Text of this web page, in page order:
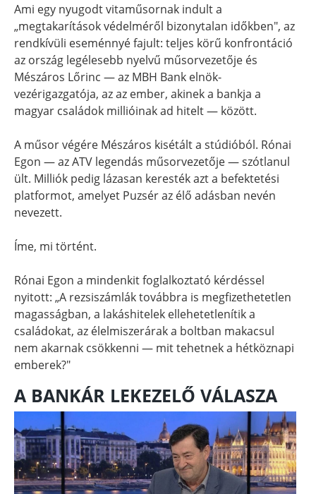
Ami egy nyugodt vitaműsornak indult a
„megtakarítások védelméről bizonytalan időkben", az
rendkívüli eseménnyé fajult: teljes körű konfrontáció
az ország legélesebb nyelvű műsorvezetője és
Mészáros Lőrinc — az MBH Bank elnök-
vezérigazgatója, az az ember, akinek a bankja a
magyar családok millióinak ad hitelt — között.
A műsor végére Mészáros kisétált a stúdióból. Rónai
Egon — az ATV legendás műsorvezetője — szótlanul
ült. Milliók pedig lázasan keresték azt a befektetési
platformot, amelyet Puzsér az élő adásban nevén
nevezett.
Íme, mi történt.
Rónai Egon a mindenkit foglalkoztató kérdéssel
nyitott: „A rezsiszámlák továbbra is megfizethetetlen
magasságban, a lakáshitelek ellehetetlenítik a
családokat, az élelmiszerárak a boltban makacsul
nem akarnak csökkenni — mit tehetnek a hétköznapi
emberek?"
A BANKÁR LEKEZELŐ VÁLASZA